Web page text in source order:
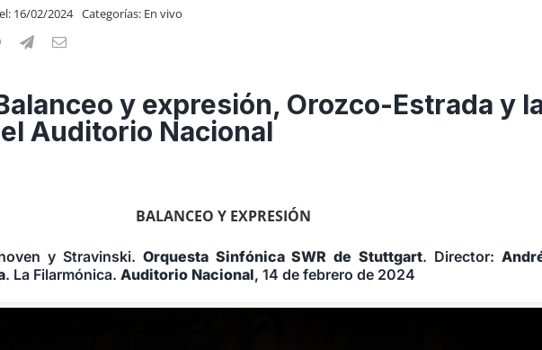
16/02/2024 Categorías: En vivo
y expresión, Orozco-Estrada y
Auditorio Nacional
BALANCEO Y EXPRESIÓN
y Stravinski. Orquesta Sinfónica SWR de Stuttgart. Director:
. La Filarmónica.Auditorio Nacional, 14 de febrero de 2024